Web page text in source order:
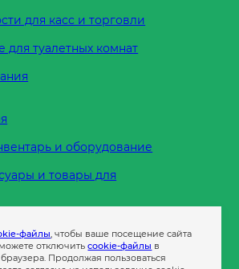
для касс и торговли
для туалетных комнат
и оборудование
и товары для
файлы, чтобы ваше посещение сайта
отключитьcookie-файлы в
Продолжая пользоваться